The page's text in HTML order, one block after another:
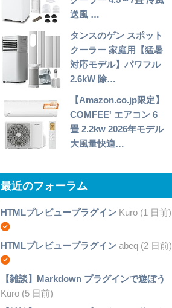
送風 …
タンスのゲン スポット
クーラー 家庭用【猛暑
対応モデル】パワフル
2.6kW 除…
【Amazon.co.jp限定】
COMFEE' エアコン 6
畳 2.2kw 2026年モデル
大風量快適…
最近のフォーラム
HTMLプレビュープラグインKuro (1 日前)
HTMLプレビュープラグインabeq (2 日前)
【雑談】Markdown プラグインで遊ぼう
Kuro (5 日前)